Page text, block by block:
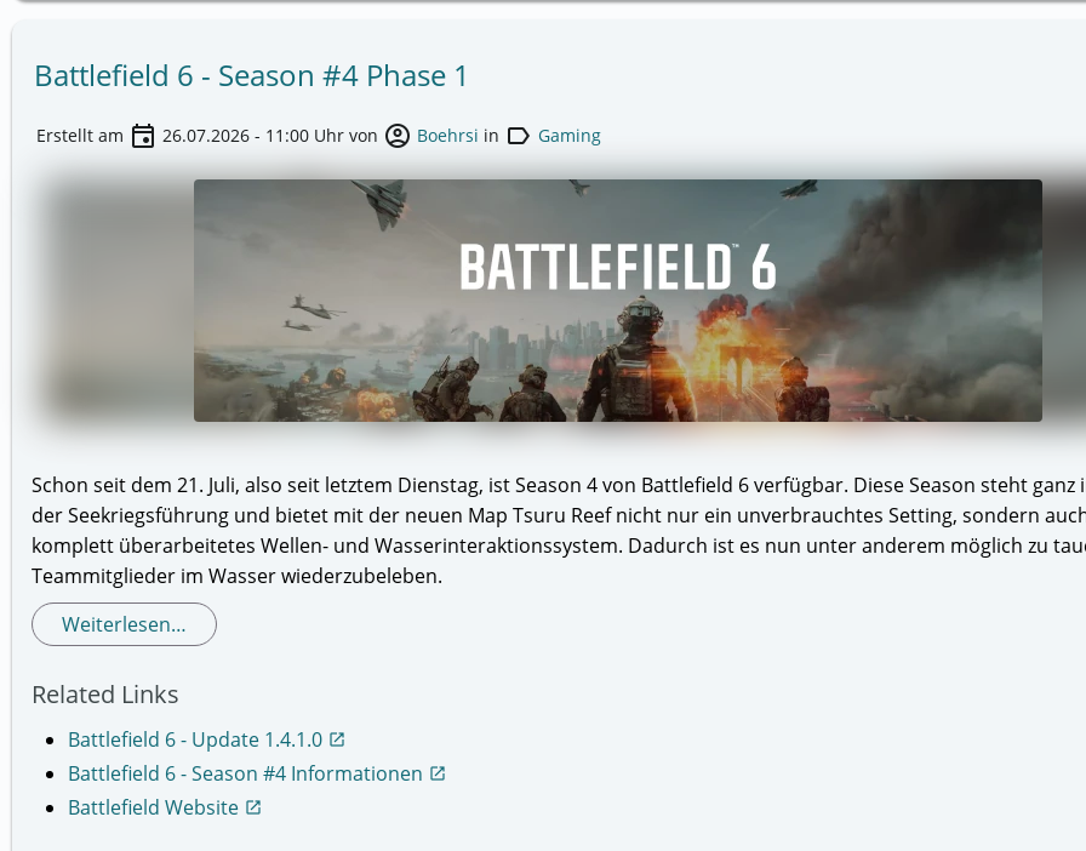
Battlefield 6 - Season #4 Phase 1
Erstellt am event 26.07.2026 - 11:00 Uhr von account_circle Boehrsi in label Gaming
Schon seit dem 21. Juli, also seit letztem Dienstag, ist Season 4 von Battlefield 6 verfügbar. Diese Season steht ganz
der Seekriegsführung und bietet mit der neuen Map Tsuru Reef nicht nur ein unverbrauchtes Setting, sondern
komplett überarbeitetes Wellen- und Wasserinteraktionssystem. Dadurch ist es nun unter anderem möglich zu
Teammitglieder im Wasser wiederzubeleben.
Weiterlesen…
Related Links
Battlefield 6 - Update 1.4.1.0 open_in_new
Battlefield 6 - Season #4 Informationen open_in_new
Battlefield Website open_in_new